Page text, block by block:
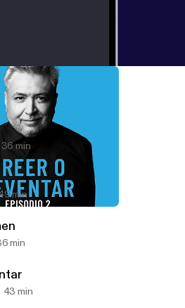
36 min
esperanza
min
min
43 min